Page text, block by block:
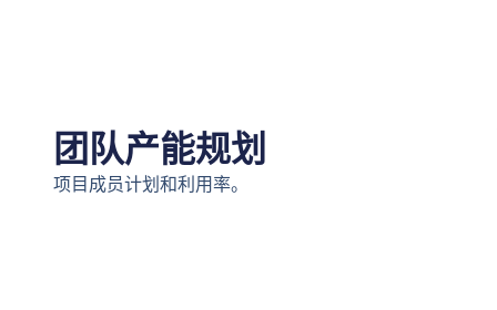
团队产能规划
项目成员计划和利用率。